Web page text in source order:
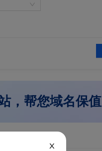
，帮您域名保值
X